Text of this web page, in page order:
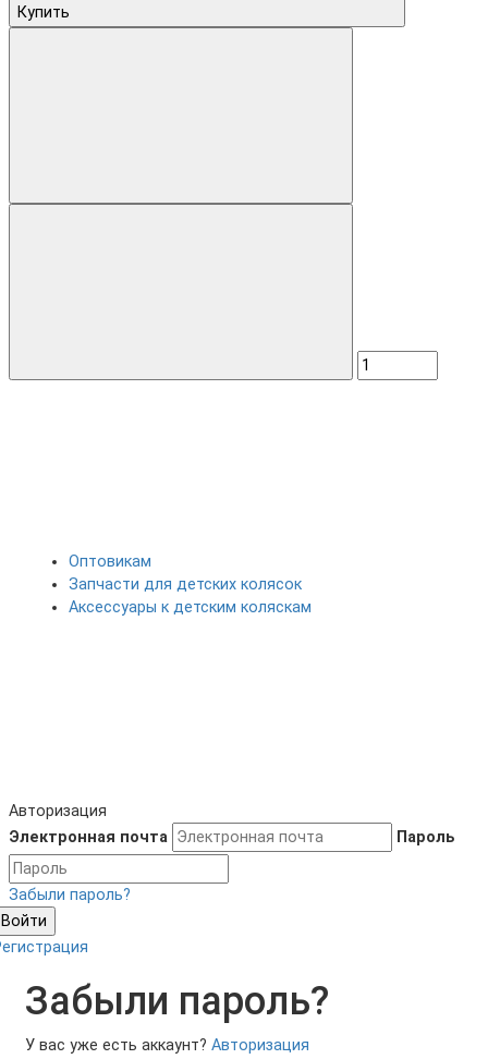
Купить
Оптовикам
Запчасти для детских колясок
Аксессуары к детским коляскам
Авторизация
Электронная почта
Пароль
Забыли пароль?
Войти
Забыли пароль?
У вас уже есть аккаунт? Авторизация